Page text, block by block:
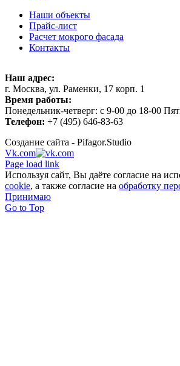
Наши объекты
Прайс-лист
Расчет мокрого фасада
Контакты
Наш адрес:
г. Москва, ул. Раменки, 17 корп. 1
Время работы:
Понедельник-четверг: с 9-00 до 18-00
Телефон: +7 (495) 646-83-63
Создание сайта - Pifagor.Studio
Vk.com
Page load link
Используя сайт, Вы даёте согласие на
cookie, а также согласие на обработку
Принимаю
Go to Top